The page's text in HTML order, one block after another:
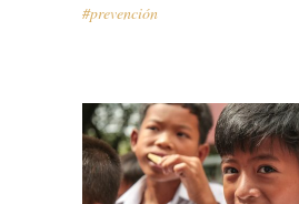
#prevención